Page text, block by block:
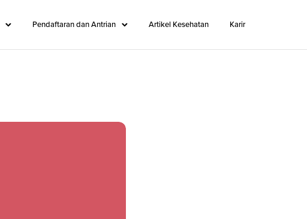
Pendaftaran dan Antrian Artikel Kesehatan Karir